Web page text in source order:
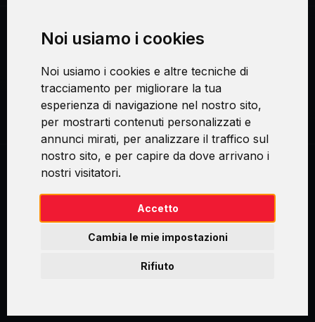
Noi usiamo i cookies
Noi usiamo i cookies e altre tecniche di
tracciamento per migliorare la tua
esperienza di navigazione nel nostro sito,
per mostrarti contenuti personalizzati e
annunci mirati, per analizzare il traffico sul
nostro sito, e per capire da dove arrivano i
nostri visitatori.
Accetto
Rifiuto
Cambia le mie impostazioni
Procedura di reclamo
Consenso al trattamento dei dati personali
Sicurezza e privacy
Swirl logoTM je ochranná známka společnosti AXELOS Limited. ITIL®
je registrovanou ochrannou známkou AXELOS Limited. PRINCE2® je
registrovanou ochrannou známkou AXELOS Limited. MSP® je
registrovanou ochrannou známkou AXELOS Limited & TAYLLORCOX
trade mark of AXELOS Limited. Copyright© AXELOS Limited 2009.